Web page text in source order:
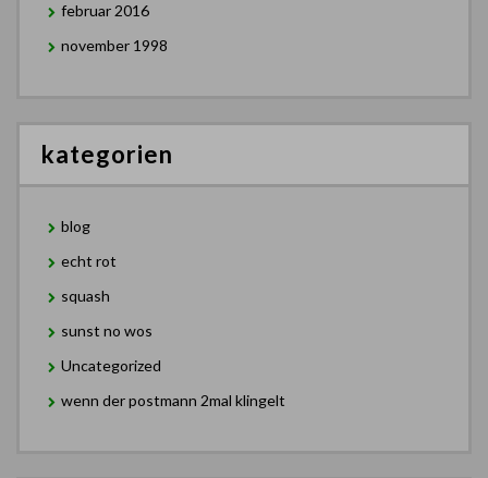
februar 2016
november 1998
kategorien
blog
echt rot
squash
sunst no wos
Uncategorized
wenn der postmann 2mal klingelt